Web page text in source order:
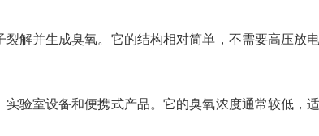
解并生成臭氧。它的结构相对简单，不需要高压放
验室设备和便携式产品。它的臭氧浓度通常较低，